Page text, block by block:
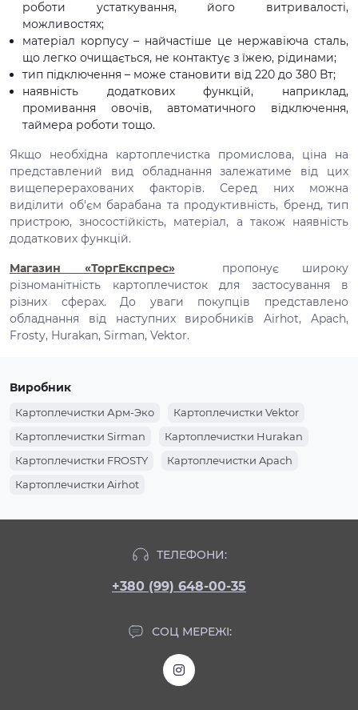
роботи устаткування, його витривалості,
можливостях;
матеріал корпусу – найчастіше це нержавіюча сталь,
що легко очищається, не контактує з їжею, рідинами;
тип підключення – може становити від 220 до 380 Вт;
наявність додаткових функцій, наприклад,
промивання овочів, автоматичного відключення,
таймера роботи тощо.
Якщо необхідна картоплечистка промислова, ціна на
представлений вид обладнання залежатиме від цих
вищеперерахованих факторів. Серед них можна
виділити об'єм барабана та продуктивність, бренд, тип
пристрою, зносостійкість, матеріал, а також наявність
додаткових функцій.
Магазин «ТоргЕкспрес»пропонує широку
різноманітність картоплечисток для застосування в
різних сферах. До уваги покупців представлено
обладнання від наступних виробників Airhot, Apach,
Frosty, Hurakan, Sirman, Vektor.
Виробник
Картоплечистки Арм-Эко
Картоплечистки Vektor
Картоплечистки Sirman
Картоплечистки Hurakan
Картоплечистки FROSTY
Картоплечистки Apach
Картоплечистки Airhot
ТЕЛЕФОНИ:
+380 (99) 648-00-35
СОЦ МЕРЕЖІ: